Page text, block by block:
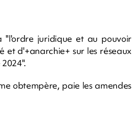
juridique et au pouvoir
et d'+anarchie+ sur les réseaux
obtempère, paie les amendes